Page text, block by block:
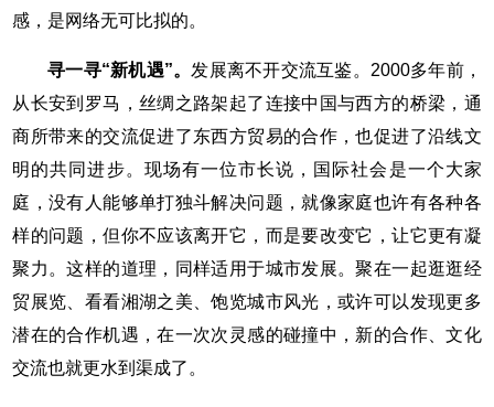
感，是网络无可比拟的。
寻一寻“新机遇”。 发展离不开交流互鉴。2000多年前，
从长安到罗马，丝绸之路架起了连接中国与西方的桥梁，通
商所带来的交流促进了东西方贸易的合作，也促进了沿线文
明的共同进步。现场有一位市长说，国际社会是一个大家
庭，没有人能够单打独斗解决问题，就像家庭也许有各种各
样的问题，但你不应该离开它，而是要改变它，让它更有凝
聚力。这样的道理，同样适用于城市发展。聚在一起逛逛经
贸展览、看看湘湖之美、饱览城市风光，或许可以发现更多
潜在的合作机遇，在一次次灵感的碰撞中，新的合作、文化
交流也就更水到渠成了。